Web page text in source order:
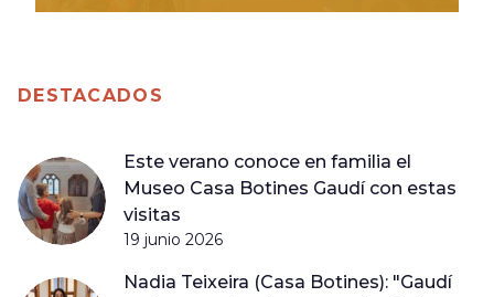
DESTACADOS
Este verano conoce en familia el
Museo Casa Botines Gaudí con estas
visitas
19 junio 2026
Nadia Teixeira (Casa Botines): "Gaudí